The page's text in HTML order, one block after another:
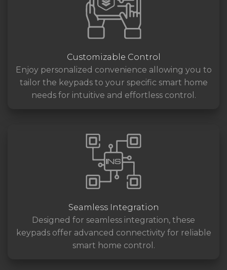
Customizable Control
Enjoy personalized convenience allowing you to
tailor the keypads to your specific smart home
needs for intuitive and effortless control.
Seamless Integration
Designed for seamless integration, these
keypads offer advanced connectivity for reliable
smart home control.